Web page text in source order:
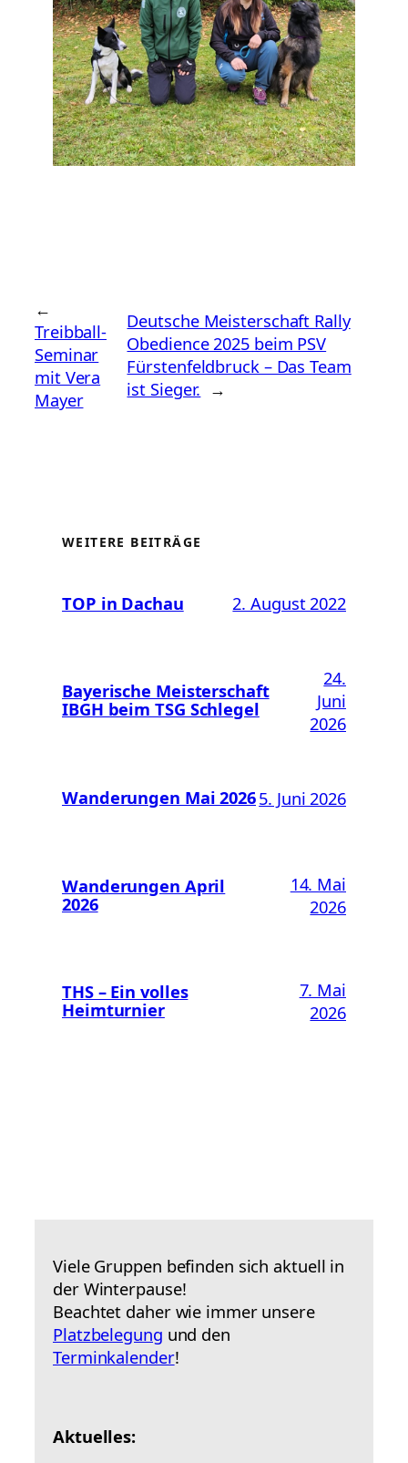
←
Treibball-
Seminar
mit Vera
Mayer
Deutsche Meisterschaft Rally
Obedience 2025 beim PSV
Fürstenfeldbruck – Das Team
ist Sieger. →
WEITERE BEITRÄGE
TOP in Dachau 2. August 2022
Bayerische Meisterschaft
IBGH beim TSG Schlegel
24.
Juni
2026
Wanderungen Mai 20265. Juni 2026
Wanderungen April
2026
14. Mai
2026
THS – Ein volles
Heimturnier
7. Mai
2026
Viele Gruppen befinden sich aktuell in
der Winterpause!
Beachtet daher wie immer unsere
Platzbelegung und den
Terminkalender!
Aktuelles: